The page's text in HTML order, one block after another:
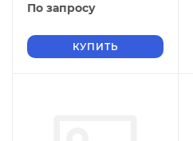
По запросу
КУПИТЬ